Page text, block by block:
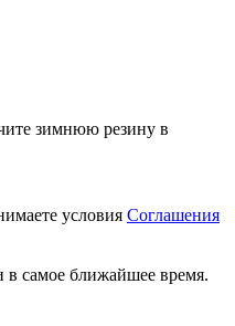
зимнюю резину в
условия Соглашения
в самое ближайшее время.